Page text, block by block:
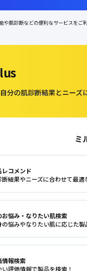
や肌診断などの便利なサービスをご
分の肌診断結果とニー
ミ
レコメンド
断結果やニーズに合わせて最適
お悩み・なりたい肌検索
の悩みやなりたい肌に応じた製
情報検索
い評価情報で製品を検索！